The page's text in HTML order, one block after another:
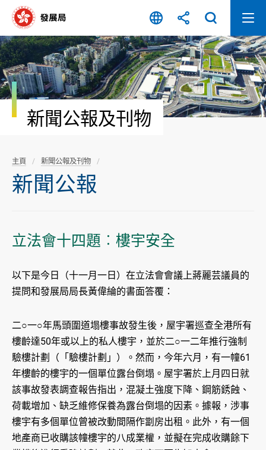
容
開
始
新聞公報及刊物
主頁 新聞公報及刊物
新聞公報
立法會十四題︰樓宇安全
以下是今日（十一月一日）在立法會會議上蔣麗芸議員的
提問和發展局局長黃偉綸的書面答覆：
二○一○年馬頭圍道塌樓事故發生後，屋宇署巡查全港所有
樓齡達50年或以上的私人樓宇，並於二○一二年推行強制
驗樓計劃（「驗樓計劃」）。然而，今年六月，有一幢61
年樓齡的樓宇的一個單位露台倒塌。屋宇署於上月四日就
該事故發表調查報告指出，混凝土強度下降、鋼筋銹蝕、
荷載增加、缺乏維修保養為露台倒塌的因素。據報，涉事
樓宇有多個單位曾被改動間隔作劏房出租。此外，有一個
地產商已收購該幢樓宇的八成業權，並擬在完成收購餘下